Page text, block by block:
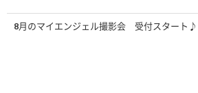
8月のマイエンジェル撮影会 受付スタート♪